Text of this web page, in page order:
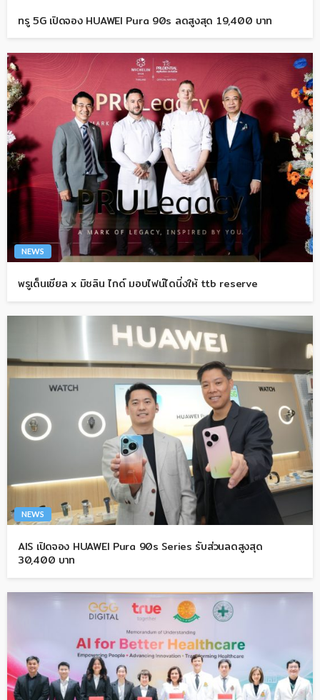
ทรู 5G เปิดจอง HUAWEI Pura 90s ลดสูงสุด 19,400 บาท
NEWS
พรูเด็นเชียล x มิชลิน ไกด์ มอบไฟน์ไดนิ่งให้ ttb reserve
NEWS
AIS เปิดจอง HUAWEI Pura 90s Series รับส่วนลดสูงสุด
30,400 บาท